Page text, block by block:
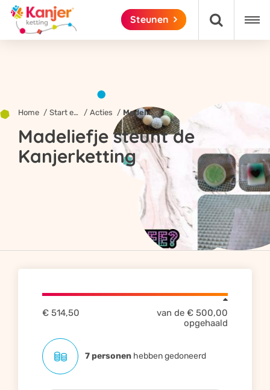
Steunen 
Home Start een actie! Acties Madeliefje steunt de Kanjerketting
Madeliefje steunt de
Kanjerketting
€ 514,50 van de € 500,00
opgehaald
7 personenhebben gedoneerd